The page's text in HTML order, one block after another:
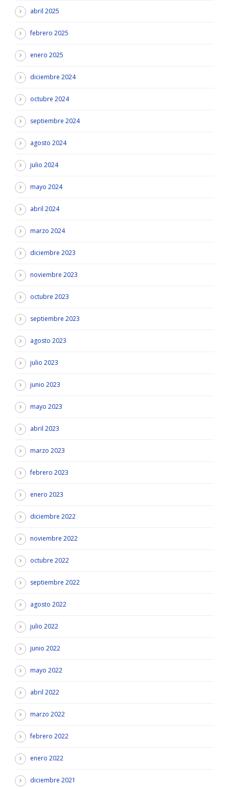
abril 2025
febrero 2025
enero 2025
diciembre 2024
octubre 2024
septiembre 2024
agosto 2024
julio 2024
mayo 2024
abril 2024
marzo 2024
diciembre 2023
noviembre 2023
octubre 2023
septiembre 2023
agosto 2023
julio 2023
junio 2023
mayo 2023
abril 2023
marzo 2023
febrero 2023
enero 2023
diciembre 2022
noviembre 2022
octubre 2022
septiembre 2022
agosto 2022
julio 2022
junio 2022
mayo 2022
abril 2022
marzo 2022
febrero 2022
enero 2022
diciembre 2021